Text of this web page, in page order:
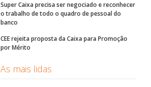
Super Caixa precisa ser negociado e reconhecer
o trabalho de todo o quadro de pessoal do
banco
CEE rejeita proposta da Caixa para Promoção
por Mérito
As mais lidas